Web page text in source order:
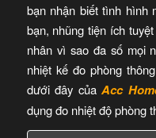
bạn nhận biết tình hình
bạn, nhũng tiện ích
nhân vì sao đa số mọi
nhiệt kế đo phòng
dưới đây củaAcc
dụng đo nhiệt độ phòng